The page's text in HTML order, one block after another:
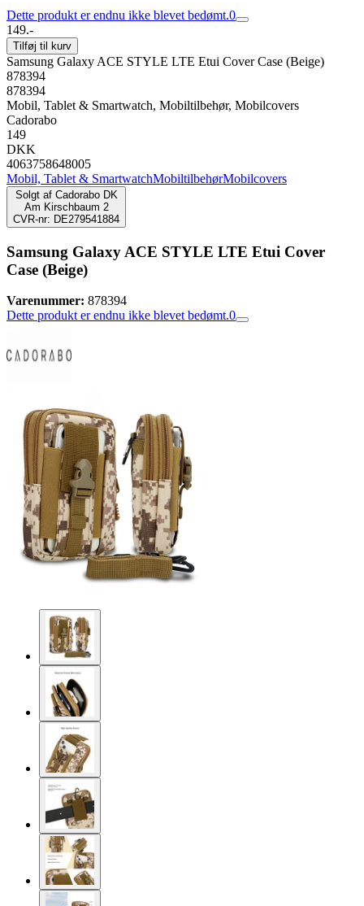
Dette produkt er endnu ikke blevet bedømt.0
149.-
Tilføj til kurv
Samsung Galaxy ACE STYLE LTE Etui Cover Case (Beige)
878394
878394
Mobil, Tablet & Smartwatch, Mobiltilbehør, Mobilcovers
Cadorabo
149
DKK
4063758648005
Mobil, Tablet & SmartwatchMobiltilbehørMobilcovers
Solgt af Cadorabo DK
Am Kirschbaum 2
CVR-nr: DE279541884
Samsung Galaxy ACE STYLE LTE Etui Cover
Case (Beige)
Varenummer: 878394
Dette produkt er endnu ikke blevet bedømt.0